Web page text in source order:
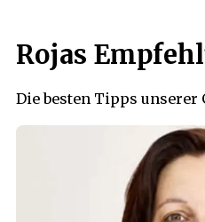
Rojas
Die besten Tipps unserer